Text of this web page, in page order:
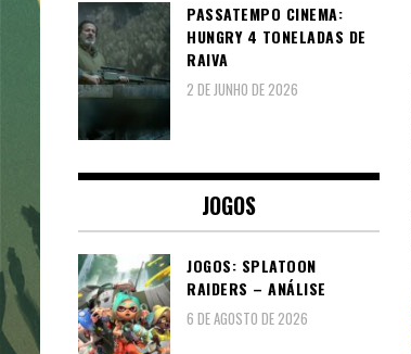
PASSATEMPO CINEMA:
HUNGRY 4 TONELADAS DE
RAIVA
2 DE JUNHO DE 2026
JOGOS
JOGOS: SPLATOON
RAIDERS – ANÁLISE
6 DE AGOSTO DE 2026